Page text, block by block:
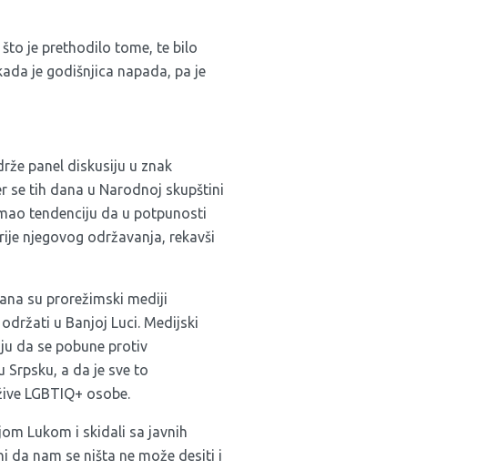
je prethodilo tome, te bilo
je godišnjica napada, pa je
panel diskusiju u znak
se tih dana u Narodnoj skupštini
tendenciju da u potpunosti
njegovog održavanja, rekavši
su prorežimski mediji
u Banjoj Luci. Medijski
da se pobune protiv
Srpsku, a da je sve to
LGBTIQ+ osobe.
Lukom i skidali sa javnih
da nam se ništa ne može desiti i